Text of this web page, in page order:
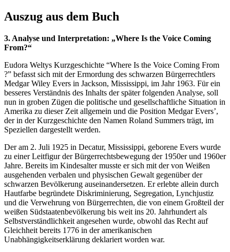
Auszug aus dem Buch
3. Analyse und Interpretation: „Where Is the Voice Coming
From?“
Eudora Weltys Kurzgeschichte “Where Is the Voice Coming From
?” befasst sich mit der Ermordung des schwarzen Bürgerrechtlers
Medgar Wiley Evers in Jackson, Mississippi, im Jahr 1963. Für ein
besseres Verständnis des Inhalts der später folgenden Analyse, soll
nun in groben Zügen die politische und gesellschaftliche Situation in
Amerika zu dieser Zeit allgemein und die Position Medgar Evers’,
der in der Kurzgeschichte den Namen Roland Summers trägt, im
Speziellen dargestellt werden.
Der am 2. Juli 1925 in Decatur, Mississippi, geborene Evers wurde
zu einer Leitfigur der Bürgerrechtsbewegung der 1950er und 1960er
Jahre. Bereits im Kindesalter musste er sich mit der von Weißen
ausgehenden verbalen und physischen Gewalt gegenüber der
schwarzen Bevölkerung auseinandersetzen. Er erlebte allein durch
Hautfarbe begründete Diskriminierung, Segregation, Lynchjustiz
und die Verwehrung von Bürgerrechten, die von einem Großteil der
weißen Südstaatenbevölkerung bis weit ins 20. Jahrhundert als
Selbstverständlichkeit angesehen wurde, obwohl das Recht auf
Gleichheit bereits 1776 in der amerikanischen
Unabhängigkeitserklärung deklariert worden war.